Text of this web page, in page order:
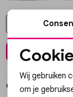
Vesten
Jassen
Over dit item
Wij gebruiken
om je